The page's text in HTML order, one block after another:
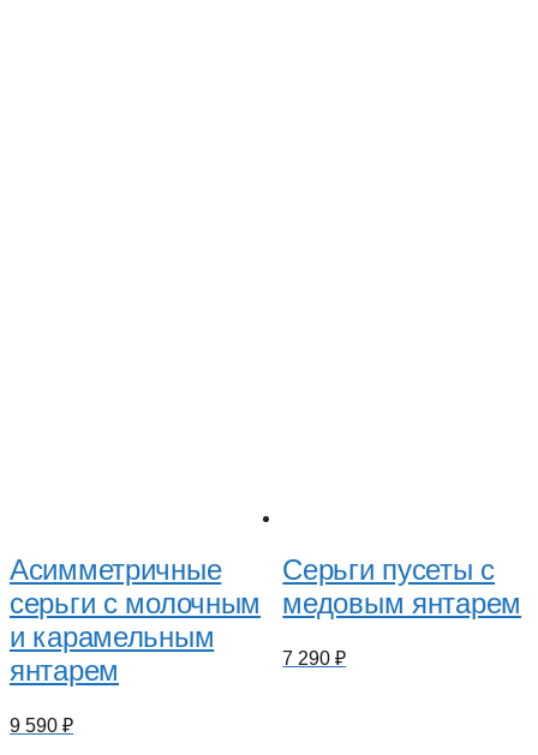
Асимметричные
серьги с молочным
и карамельным
янтарем
9 590 ₽
Серьги пусеты c
медовым янтарем
7 290₽